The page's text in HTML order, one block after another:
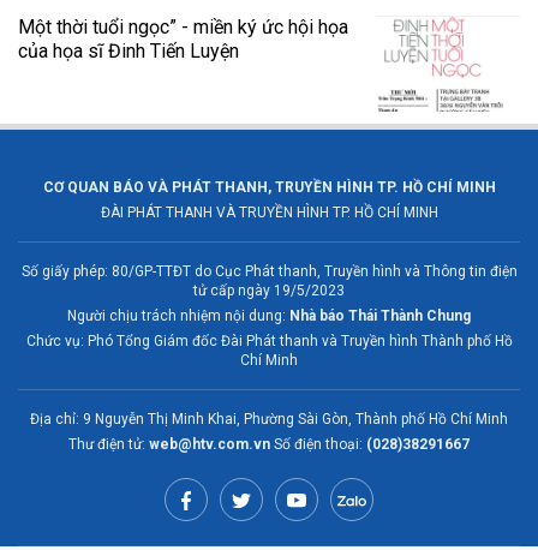
Một thời tuổi ngọc” - miền ký ức hội họa
của họa sĩ Đinh Tiến Luyện
CƠ QUAN BÁO VÀ PHÁT THANH, TRUYỀN HÌNH TP. HỒ CHÍ MINH
ĐÀI PHÁT THANH VÀ TRUYỀN HÌNH TP. HỒ CHÍ MINH
Số giấy phép: 80/GP-TTĐT do Cục Phát thanh, Truyền hình và Thông tin điện
tử cấp ngày 19/5/2023
Người chịu trách nhiệm nội dung: Nhà báo Thái Thành Chung
Chức vụ: Phó Tổng Giám đốc Đài Phát thanh và Truyền hình Thành phố Hồ
Chí Minh
Địa chỉ: 9 Nguyễn Thị Minh Khai, Phường Sài Gòn, Thành phố Hồ Chí Minh
Thư điện tử: web@htv.com.vn Số điện thoại: (028)38291667